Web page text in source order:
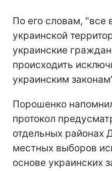
По его словам, "все
украинской
украинские
происходить
украинским
Порошенко
протокол
отдельных районах
местных выборов
основе украинских